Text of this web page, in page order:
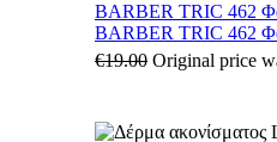
BARBER TRIC 462
BARBER TRIC 462
€19.00 Original price